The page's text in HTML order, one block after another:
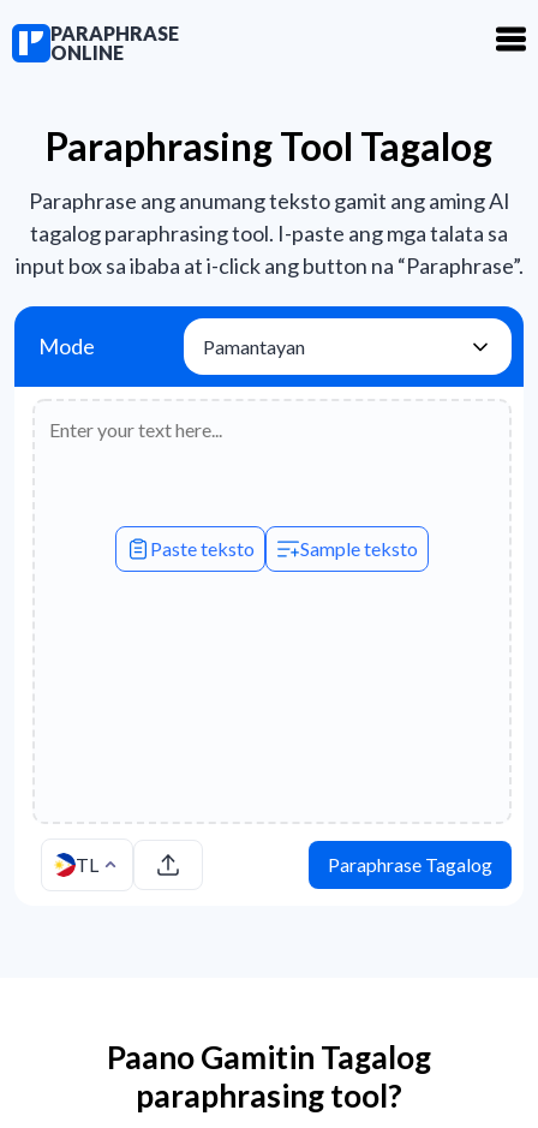
PARAPHRASE
ONLINE
Paraphrasing Tool Tagalog
Paraphrase ang anumang teksto gamit ang aming AI
tagalog paraphrasing tool. I-paste ang mga talata sa
input box sa ibaba at i-click ang button na “Paraphrase”.
Mode Pamantayan
Paste teksto Sample teksto
TL Paraphrase Tagalog
Paano Gamitin Tagalog
paraphrasing tool?